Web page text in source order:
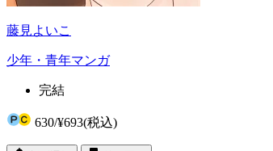
藤見よいこ
少年・青年マンガ
完結
630/¥693(税込)